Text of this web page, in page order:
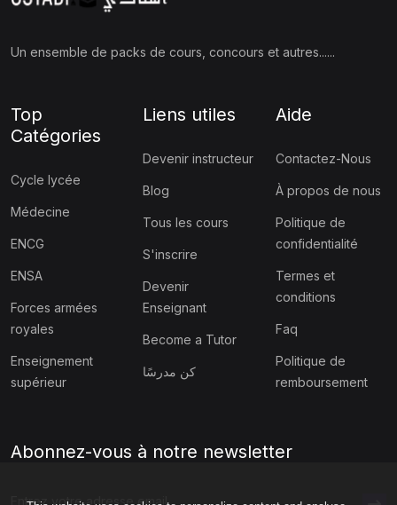
Un ensemble de packs de cours, concours et autres......
Top
Catégories
Cycle lycée
Médecine
ENCG
ENSA
Forces armées
royales
Enseignement
supérieur
Liens utiles
Devenir instructeur
Blog
Tous les cours
S'inscrire
Devenir
Enseignant
Become a Tutor
كن مدرسًا
Aide
Contactez-Nous
À propos de nous
Politique de
confidentialité
Termes et
conditions
Faq
Politique de
remboursement
Abonnez-vous à notre newsletter